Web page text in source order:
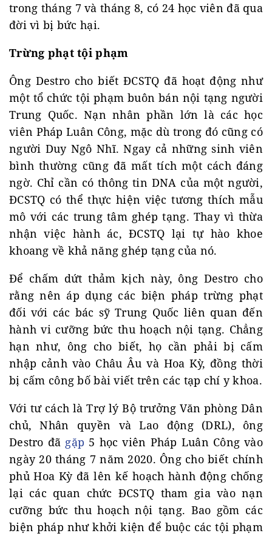
trong tháng 7 và tháng 8, có 24 học viên đã qua
đời vì bị bức hại.
Trừng phạt tội phạm
Ông Destro cho biết ĐCSTQ đã hoạt động như
một tổ chức tội phạm buôn bán nội tạng người
Trung Quốc. Nạn nhân phần lớn là các học
viên Pháp Luân Công, mặc dù trong đó cũng có
người Duy Ngô Nhĩ. Ngay cả những sinh viên
bình thường cũng đã mất tích một cách đáng
ngờ. Chỉ cần có thông tin DNA của một người,
ĐCSTQ có thể thực hiện việc tương thích mẫu
mô với các trung tâm ghép tạng. Thay vì thừa
nhận việc hành ác, ĐCSTQ lại tự hào khoe
khoang về khả năng ghép tạng của nó.
Để chấm dứt thảm kịch này, ông Destro cho
rằng nên áp dụng các biện pháp trừng phạt
đối với các bác sỹ Trung Quốc liên quan đến
hành vi cưỡng bức thu hoạch nội tạng. Chẳng
hạn như, ông cho biết, họ cần phải bị cấm
nhập cảnh vào Châu Âu và Hoa Kỳ, đồng thời
bị cấm công bố bài viết trên các tạp chí y khoa.
Với tư cách là Trợ lý Bộ trưởng Văn phòng Dân
chủ, Nhân quyền và Lao động (DRL), ông
Destro đã gặp 5 học viên Pháp Luân Công vào
ngày 20 tháng 7 năm 2020. Ông cho biết chính
phủ Hoa Kỳ đã lên kế hoạch hành động chống
lại các quan chức ĐCSTQ tham gia vào nạn
cưỡng bức thu hoạch nội tạng. Bao gồm các
biện pháp như khởi kiện để buộc các tội phạm